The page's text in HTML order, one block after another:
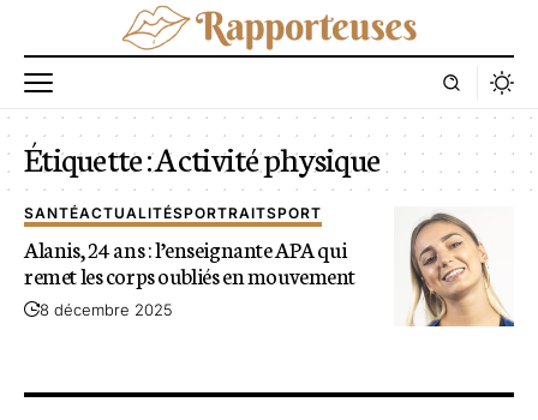
Étiquette :Activité physique
SANTÉACTUALITÉSPORTRAITSPORT
Alanis, 24 ans : l’enseignante APA qui
remet les corps oubliés en mouvement
8 décembre 2025